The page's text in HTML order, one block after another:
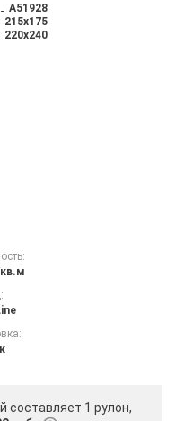
A51928
215х175
220х240
кв.м
составляет 1 рулон,